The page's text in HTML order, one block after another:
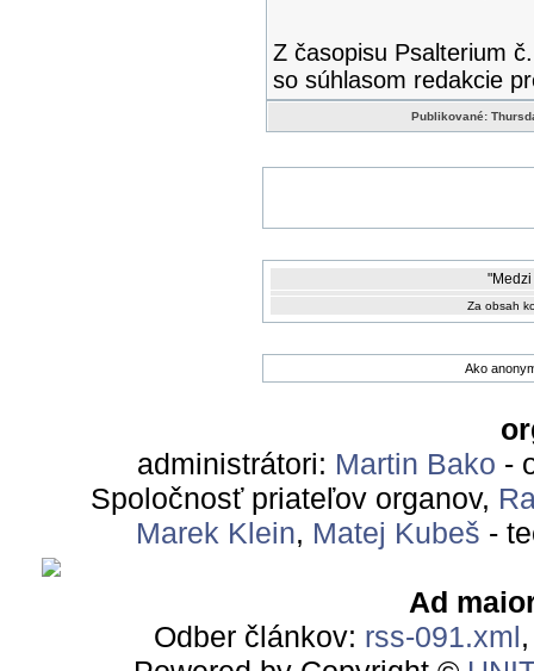
Z časopisu Psalterium
so súhlasom redakcie
Publikované:
Za obsah
Ako
administrátori: Martin Bako -
Spoločnosť priateľov organov,
Marek Klein, Matej Kubeš -
Ad
Odber článkov: rss-091.xml